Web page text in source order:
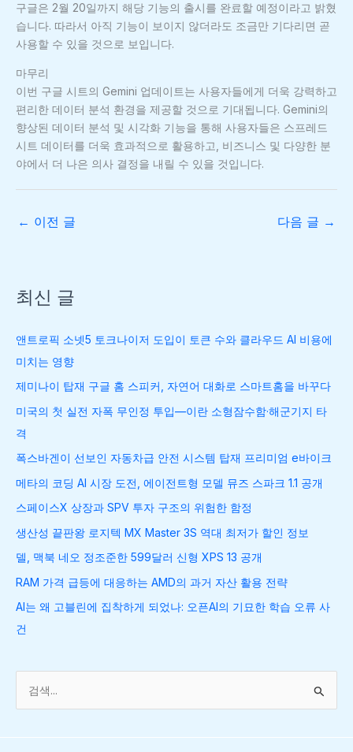
구글은 2월 20일까지 해당 기능의 출시를 완료할 예정이라고 밝혔
습니다. 따라서 아직 기능이 보이지 않더라도 조금만 기다리면 곧
사용할 수 있을 것으로 보입니다.
마무리
이번 구글 시트의 Gemini 업데이트는 사용자들에게 더욱 강력하고
편리한 데이터 분석 환경을 제공할 것으로 기대됩니다. Gemini의
향상된 데이터 분석 및 시각화 기능을 통해 사용자들은 스프레드
시트 데이터를 더욱 효과적으로 활용하고, 비즈니스 및 다양한 분
야에서 더 나은 의사 결정을 내릴 수 있을 것입니다.
← 이전 글 다음 글 →
최신 글
앤트로픽 소넷5 토크나이저 도입이 토큰 수와 클라우드 AI 비용에
미치는 영향
제미나이 탑재 구글 홈 스피커, 자연어 대화로 스마트홈을 바꾸다
미국의 첫 실전 자폭 무인정 투입—이란 소형잠수함·해군기지 타
격
폭스바겐이 선보인 자동차급 안전 시스템 탑재 프리미엄 e바이크
메타의 코딩 AI 시장 도전, 에이전트형 모델 뮤즈 스파크 1.1 공개
스페이스X 상장과 SPV 투자 구조의 위험한 함정
생산성 끝판왕 로지텍 MX Master 3S 역대 최저가 할인 정보
델, 맥북 네오 정조준한 599달러 신형 XPS 13 공개
RAM 가격 급등에 대응하는 AMD의 과거 자산 활용 전략
AI는 왜 고블린에 집착하게 되었나: 오픈AI의 기묘한 학습 오류 사
건
대